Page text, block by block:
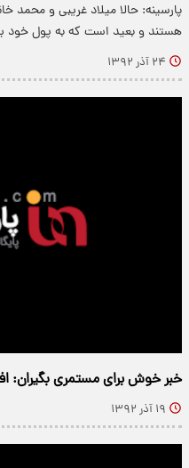
پارسینه: حالا میلاد غریبی و محمد
هستند و بعید است که به پول خود
۲۴ آذر ۱۳۹۲
خبر خوش برای مستمری بگیران:
۱۹ آذر ۱۳۹۲